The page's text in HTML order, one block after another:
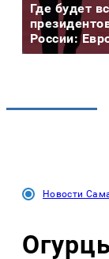
Где будет
России:
Новости